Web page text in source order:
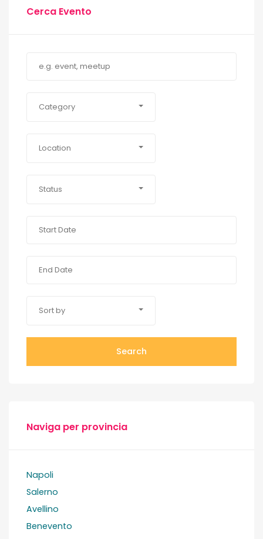
Cerca Evento
Category
Location
Status
Sort by
Search
Naviga per provincia
Napoli
Salerno
Avellino
Benevento